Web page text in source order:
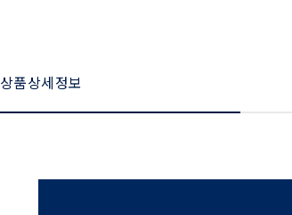
상품 상세 정보